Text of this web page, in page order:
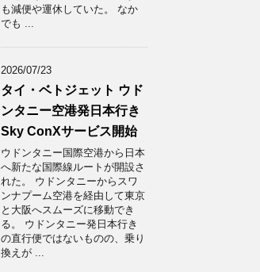
も減便や運休していた。 なか
でも ...
2026/07/23
タイ・ベトジェット ウド
ンタニー空港発日本行き
Sky ConXサービス開始
ウドンタニー国際空港から日本
へ新たな国際線ルートが開設さ
れた。 ウドンタニーからスワ
ンナプーム空港を経由して東京
と大阪へスムーズに移動でき
る。 ウドンタニー発日本行き
の直行便ではないものの、乗り
換えが ...